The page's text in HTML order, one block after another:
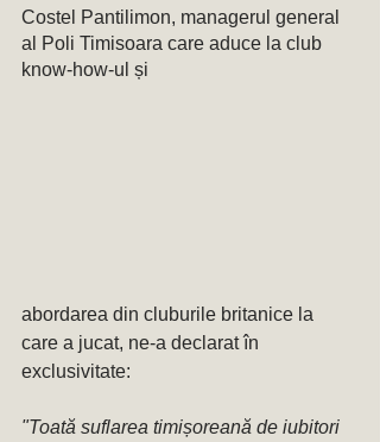
Costel Pantilimon, managerul general
al Poli Timisoara care aduce la club
know-how-ul și
abordarea din cluburile britanice la
care a jucat, ne-a declarat în
exclusivitate:
"Toată suflarea timișoreană de iubitori